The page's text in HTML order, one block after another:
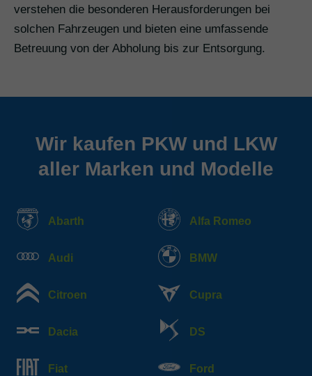
verstehen die besonderen Herausforderungen bei
solchen Fahrzeugen und bieten eine umfassende
Betreuung von der Abholung bis zur Entsorgung.
Wir kaufen PKW und LKW
aller Marken und Modelle
Abarth Alfa Romeo
Audi BMW
Citroen Cupra
Dacia DS
Fiat Ford